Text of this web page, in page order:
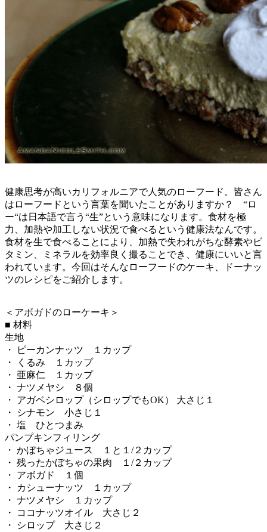
健康思考が高いカリフォルニアで人気のローフード。皆さん
はローフードという言葉を聞いたことがありますか？ “ロ
ー“は日本語で言う“生”という意味になります。食材を極
力、加熱や加工しない状況で食べるという健康法なんです。
食材を生で食べることにより、加熱で失われがちな酵素やビ
タミン、ミネラルを効率良く撮ることでき、健康にいいと言
われています。今回はそんなローフードのケーキ、ドーナッ
ツのレシピをご紹介します。
＜アボガドのローケーキ＞
■ 材料
生地
・ ピーカンナッツ １カップ
・ くるみ １カップ
・ 亜麻仁 １カップ
・ ナツメヤシ ８個
・ アガベシロップ（シロップでもOK） 大さじ１
・ シナモン 小さじ１
・ 塩 ひとつまみ
パンプキンフィリング
・ かぼちゃジュース １と１/２カップ
・ 残ったかぼちゃの果肉 １/２カップ
・ アボガド １個
・ カシューナッツ １カップ
・ ナツメヤシ １カップ
・ ココナッツオイル 大さじ２
・ シロップ 大さじ２